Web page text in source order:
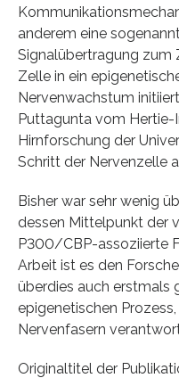
anderem eine
Signalübertragung zum
Zelle in ein
Nervenwachstum
Puttagunta vom Hertie-
Hirnforschung der
Schritt der Nervenzelle
Bisher war sehr wenig
dessen Mittelpunkt der
P300/CBP-assoziierte
Arbeit ist es den
überdies auch erstmals
epigenetischen
Nervenfasern
Originaltitel der